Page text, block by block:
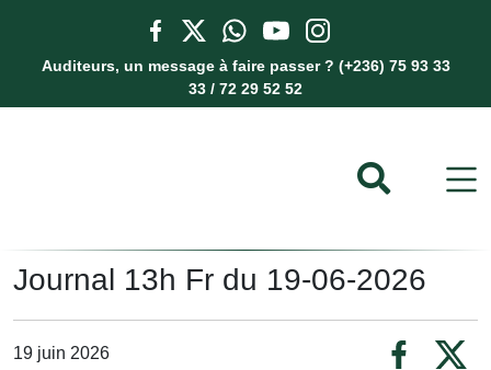
Auditeurs, un message à faire passer ? (+236) 75 93 33
33 / 72 29 52 52
Journal 13h Fr du 19-06-2026
19 juin 2026